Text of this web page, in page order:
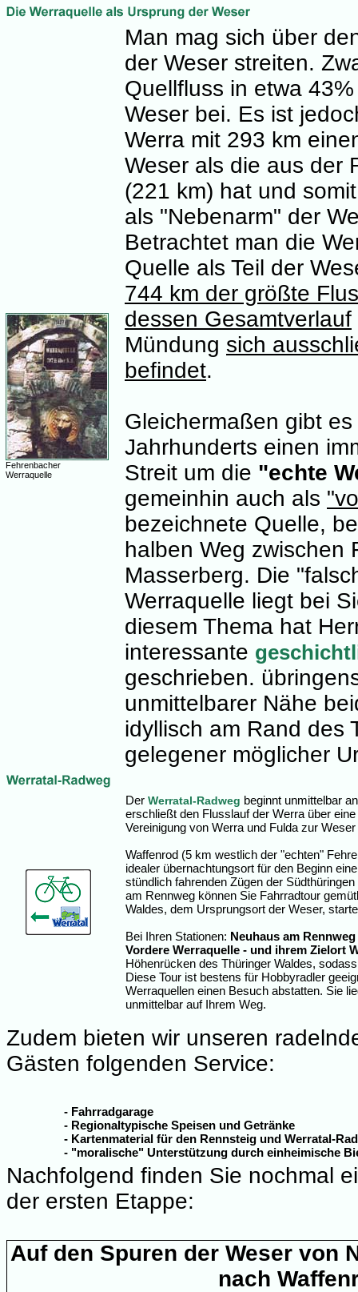
Fehrenbacher
Werraquelle
Man mag sich über
der Weser streiten.
Quellfluss in etwa
Weser bei. Es ist
Werra mit 293 km
Weser als die aus der
(221 km) hat und
als "Nebenarm" der
Betrachtet man die
Quelle als Teil der
744 km der größte
dessen Gesamtverlauf
Mündung sich
befindet.
Gleichermaßen gibt
Jahrhunderts einen
Streit um die "echte
gemeinhin auch als
bezeichnete Quelle,
halben Weg zwischen
Masserberg. Die
Werraquelle liegt bei
diesem Thema hat
interessante
geschrieben.
unmittelbarer Nähe
idyllisch am Rand des
gelegener möglicher
Der Werratal-Radweg beginnt unmittelbar
erschließt den Flusslauf der Werra über
Vereinigung von Werra und Fulda zur
Waffenrod (5 km westlich der "echten"
idealer übernachtungsort für den Beginn
stündlich fahrenden Zügen der
am Rennweg können Sie Fahrradtour
Waldes, dem Ursprungsort der Weser,
Bei Ihren Stationen: Neuhaus am
Vordere Werraquelle - und ihrem Zielort
Höhenrücken des Thüringer Waldes,
Diese Tour ist bestens für Hobbyradler
Werraquellen einen Besuch abstatten. Sie
unmittelbar auf Ihrem Weg.
Zudem bieten wir unseren
Gästen folgenden Service:
- Fahrradgarage
- Regionaltypische Speisen und Getränke
- Kartenmaterial für den Rennsteig und Werratal-
- "moralische" Unterstützung durch einheimische
Nachfolgend finden Sie nochmal
der ersten Etappe:
Auf den Spuren der Weser von
nach